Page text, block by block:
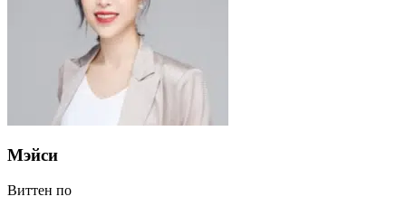
Мэйси
Виттен по